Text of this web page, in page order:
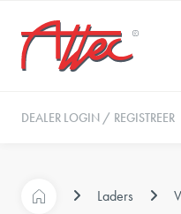
DEALER LOGIN / REGISTREER
Laders